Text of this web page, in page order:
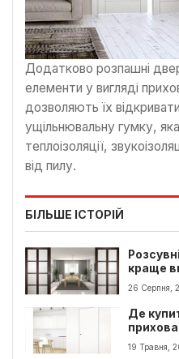
Додатково розпашні
елементи у вигляді
дозволяють їх
ущільнювальну гумку,
теплоізоляції,
від пилу.
БІЛЬШЕ ІСТОРІЙ
краще
26 Серпня,
Де
поради
19 Травня,